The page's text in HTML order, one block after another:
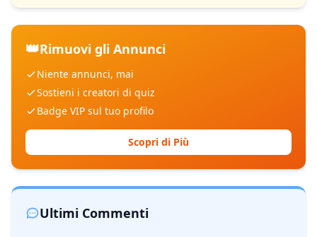
👑Rimuovi gli Annunci
Niente annunci, mai
Sostieni i creatori di quiz
Badge VIP sul tuo profilo
Scopri di Più
Ultimi Commenti